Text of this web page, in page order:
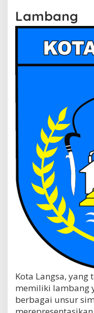
Lambang
Kota Langsa, yang
memiliki lambang
berbagai unsur